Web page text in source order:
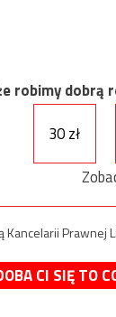
robimy dobrą
30 zł
Kancelarii Prawnej
CI SIĘ TO